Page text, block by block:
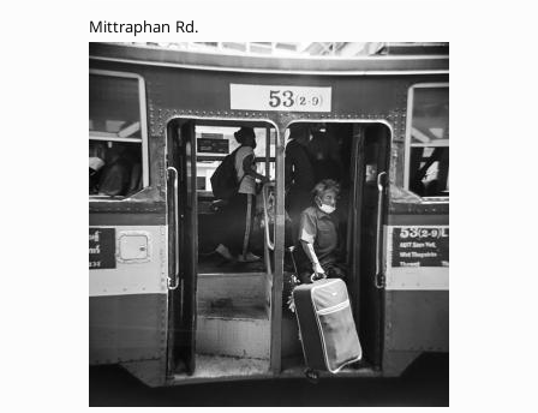
Mittraphan Rd.